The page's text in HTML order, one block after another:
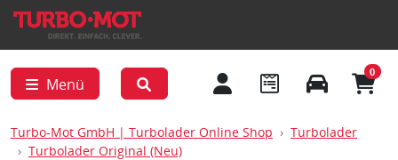
Menü
0
Turbo-Mot GmbH | Turbolader Online Shop
Turbolader
Turbolader Original (Neu)